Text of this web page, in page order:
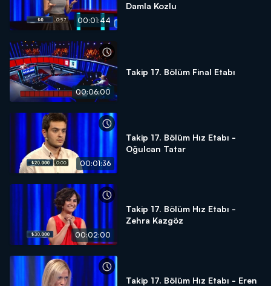
00:01:44
Damla Kozlu
00:06:00
Takip 17. Bölüm Final Etabı
00:01:36
Takip 17. Bölüm Hız Etabı -
Oğulcan Tatar
00:02:00
Takip 17. Bölüm Hız Etabı -
Zehra Kazgöz
Takip 17. Bölüm Hız Etabı - Eren